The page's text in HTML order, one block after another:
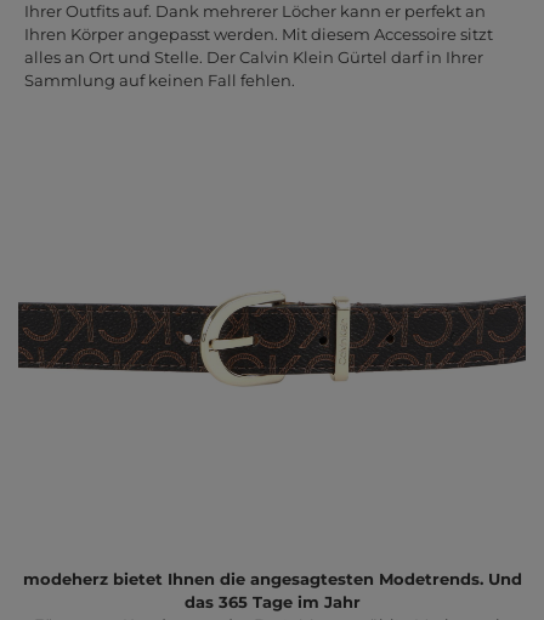
Ihrer Outfits auf. Dank mehrerer Löcher kann er perfekt an
Ihren Körper angepasst werden. Mit diesem Accessoire sitzt
alles an Ort und Stelle. Der Calvin Klein Gürtel darf in Ihrer
Sammlung auf keinen Fall fehlen.
modeherz bietet Ihnen die angesagtesten Modetrends. Und
das 365 Tage im Jahr